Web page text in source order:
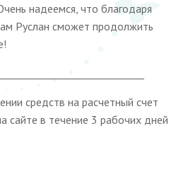
надеемся, что благодаря
Руслан сможет продолжить
средств на расчетный счет
сайте в течение 3 рабочих дней